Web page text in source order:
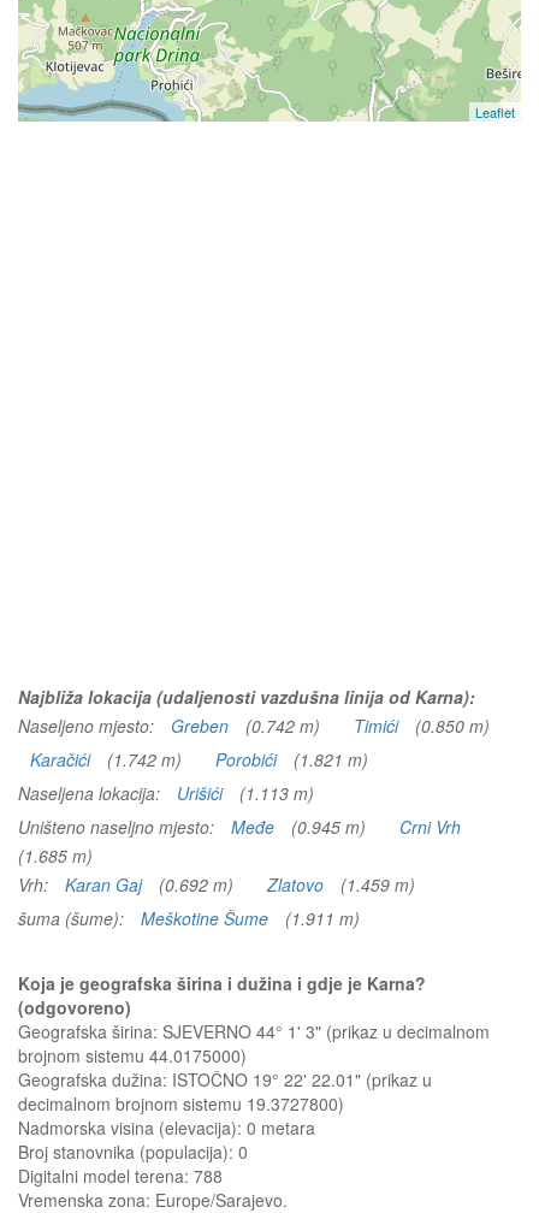
Leaflet
Najbliža lokacija (udaljenosti vazdušna linija od Karna):
Naseljeno mjesto:
Greben (0.742 m) Timići
(0.850 m)
Karačići
(1.742 m) Porobići
(1.821 m)
Naseljena lokacija:
Urišići
(1.113 m)
Uništeno naseljno mjesto:
Međe (0.945 m)
Crni Vrh
(1.685 m)
Vrh:
Karan Gaj (0.692 m) Zlatovo
(1.459 m)
šuma (šume):
Meškotine Šume (1.911 m)
Koja je geografska širina i dužina i gdje je Karna?
(odgovoreno)
Geografska širina: SJEVERNO 44° 1' 3" (prikaz u decimalnom
brojnom sistemu 44.0175000)
Geografska dužina: ISTOČNO 19° 22' 22.01" (prikaz u
decimalnom brojnom sistemu 19.3727800)
Nadmorska visina (elevacija): 0 metara
Broj stanovnika (populacija): 0
Digitalni model terena: 788
Vremenska zona: Europe/Sarajevo.